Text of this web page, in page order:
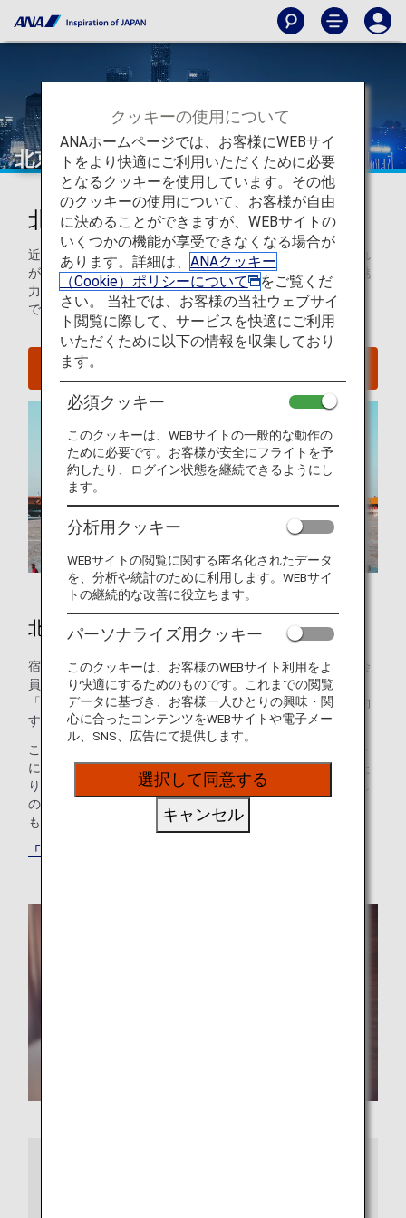
北京
北京を知ろう
近代的なエネルギーと君主制時代の名残とが脈打つ街、それ
が北京です。万里の長城に紫禁城、四方に点在する庭園や魅
力的な「胡同(フートン)」の路地を散策し、そして名物料理
である北京ダックを味わってみてはいかがでしょう。
北京のホテル
宿泊施設のご予約はお済みですか？ANAマイレージクラブ会
員のお客様は、世界の約100万軒のホテルが利用できる
「ANAワールドホテル」サービスを使って、ホテルをご予約
することができます。
このサービスを使えば、ANAマイレージクラブのアカウント
にログインして最適なホテルを選ぶだけで、マイルを貯めた
り使ったりできます。ご家族でプール付きのホテルをお探し
の方も、ご出張のニーズにお応えするホテルをお探しの方
も、最適な「もうひとつの我が家」が見つかります。
「ANAワールドホテル」サービスでホテルを探す
クッキーの使用について
ANAホームページでは、お客様にWEBサイ
トをより快適にご利用いただくために必要
となるクッキーを使用しています。その他
のクッキーの使用について、お客様が自由
に決めることができますが、WEBサイトの
いくつかの機能が享受できなくなる場合が
あります。詳細は、 ANAクッキー
（Cookie）ポリシーについて
をご覧くだ
さい。 当社では、お客様の当社ウェブサイ
ト閲覧に際して、サービスを快適にご利用
いただくために以下の情報を収集しており
ます。
必須クッキー
このクッキーは、WEBサイトの一般的な動作の
ために必要です。お客様が安全にフライトを予
約したり、ログイン状態を継続できるようにし
ます。
分析用クッキー
WEBサイトの閲覧に関する匿名化されたデータ
を、分析や統計のために利用します。WEBサイ
トの継続的な改善に役立ちます。
パーソナライズ用クッキー
このクッキーは、お客様のWEBサイト利用をよ
り快適にするためのものです。これまでの閲覧
データに基づき、お客様一人ひとりの興味・関
心に合ったコンテンツをWEBサイトや電子メー
ル、SNS、広告にて提供します。
選択して同意する
キャンセル